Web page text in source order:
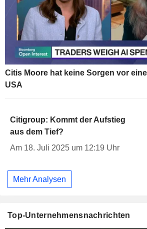
Citis Moore hat keine Sorgen vor
USA
Citigroup: Kommt der Aufstieg
aus dem Tief?
Am 18. Juli 2025 um 12:19 Uhr
Mehr Analysen
Top-Unternehmensnachrichten